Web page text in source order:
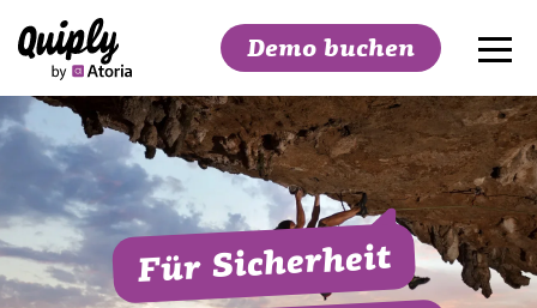
Demo buchen
Suchen
Für Sicherheit